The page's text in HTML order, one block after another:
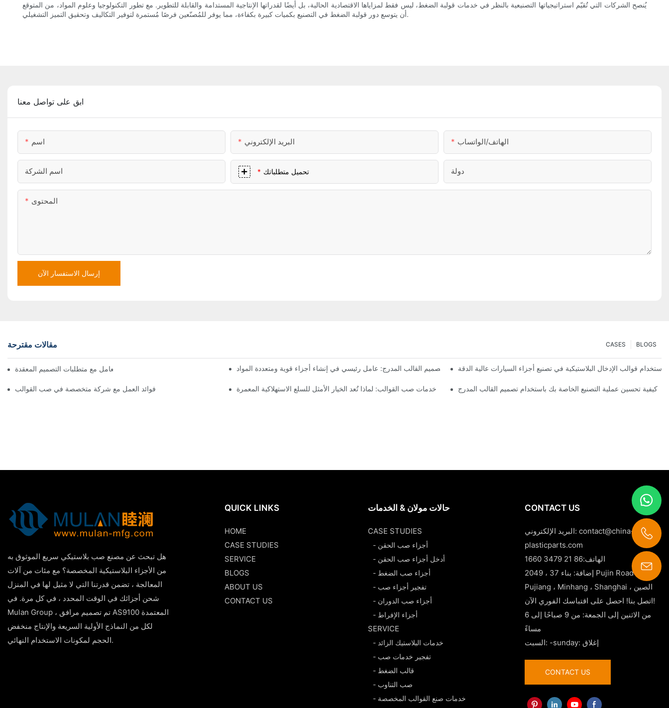
يُنصح الشركات التي تُقيّم استراتيجياتها التصنيعية بالنظر في خدمات قولبة الضغط، ليس فقط لمزاياها الاقتصادية الحالية، بل أيضًا لقدراتها الإنتاجية المستدامة والقابلة للتطوير. مع تطور التكنولوجيا وعلوم المواد، من المتوقع
أن يتوسع دور قولبة الضغط في التصنيع بكميات كبيرة بكفاءة، مما يوفر للمُصنّعين فرصًا مُستمرة لتوفير التكاليف وتحقيق التميز التشغيلي.
ابق على تواصل معنا
اسم البريد الإلكتروني الهاتف/الواتساب
اسم الشركة تحميل متطلباتك دولة
المحتوى
إرسال الاستفسار الآن
مقالات مقترحة BLOGS
CASES
كيف يمكن لشركات صب القوالب التعامل مع متطلبات التصميم المعقدة تصميم القالب المدرج: عامل رئيسي في إنشاء أجزاء قوية ومتعددة المواد استخدام قوالب الإدخال البلاستيكية في تصنيع أجزاء السيارات عالية الدقة
فوائد العمل مع شركة متخصصة في صب القوالب خدمات صب القوالب: لماذا تُعد الخيار الأمثل للسلع الاستهلاكية المعمرة كيفية تحسين عملية التصنيع الخاصة بك باستخدام تصميم القالب المدرج
هل تبحث عن مصنع صب بلاستيكي سريع الموثوق به
من الأجزاء البلاستيكية المخصصة؟ مع مئات من آلات
المعالجة ، تضمن قدرتنا التي لا مثيل لها في المنزل
شحن أجزائك في الوقت المحدد ، في كل مرة. في
Mulan Group ، تم تصميم مرافق AS9100 المعتمدة
لكل من النماذج الأولية السريعة والإنتاج منخفض
الحجم لمكونات الاستخدام النهائي.
QUICK LINKS
HOME
CASE STUDIES
SERVICE
BLOGS
ABOUT US
CONTACT US
حالات مولان & الخدمات
CASE STUDIES
- أجزاء صب الحقن
- أدخل أجزاء صب الحقن
- أجزاء صب الضغط
- تفجير أجزاء صب
- أجزاء صب الدوران
- أجزاء الإفراط
SERVICE
- خدمات البلاستيك الزائد
- تفجير خدمات صب
- قالب الضغط
- صب التناوب
- خدمات صنع القوالب المخصصة
CONTACT US
البريد الإلكتروني:contact@china-
plasticparts.com
الهاتف:86 21 3479 1660
إضافة: بناء 37 ، 2049 Pujin Road ،
Pujiang ، Minhang ، Shanghai ، الصين
اتصل بنا! احصل على اقتباسك الفوري الآن!
من الاثنين إلى الجمعة: من 9 صباحًا إلى 6
مساءً
السبت: -sunday: إغلاق
CONTACT US